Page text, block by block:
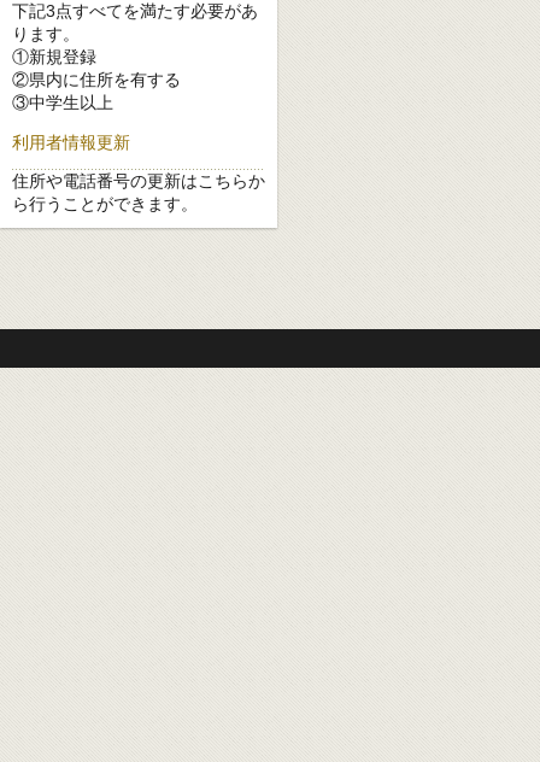
下記3点すべてを満たす必要があ
ります。
①新規登録
②県内に住所を有する
③中学生以上
利用者情報更新
住所や電話番号の更新はこちらか
ら行うことができます。